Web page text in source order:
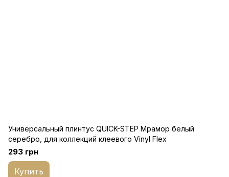
Универсальный плинтус QUICK-STEP Мрамор белый
серебро, для коллекций клеевого Vinyl Flex
293 грн
Купить